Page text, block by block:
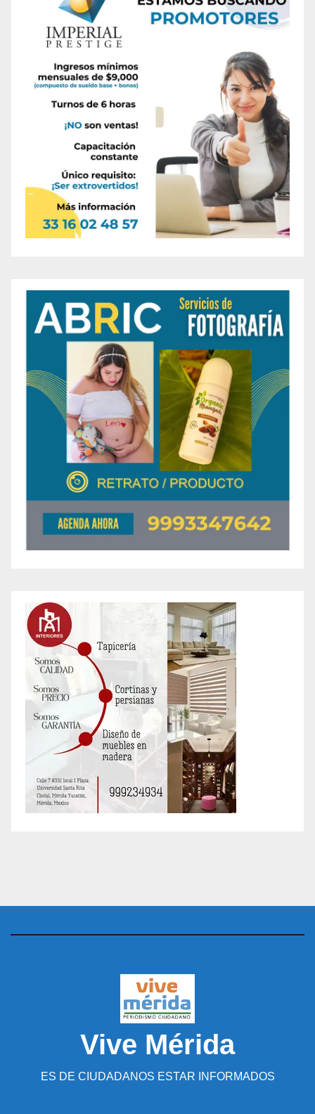
Vive Mérida
ES DE CIUDADANOS ESTAR INFORMADOS